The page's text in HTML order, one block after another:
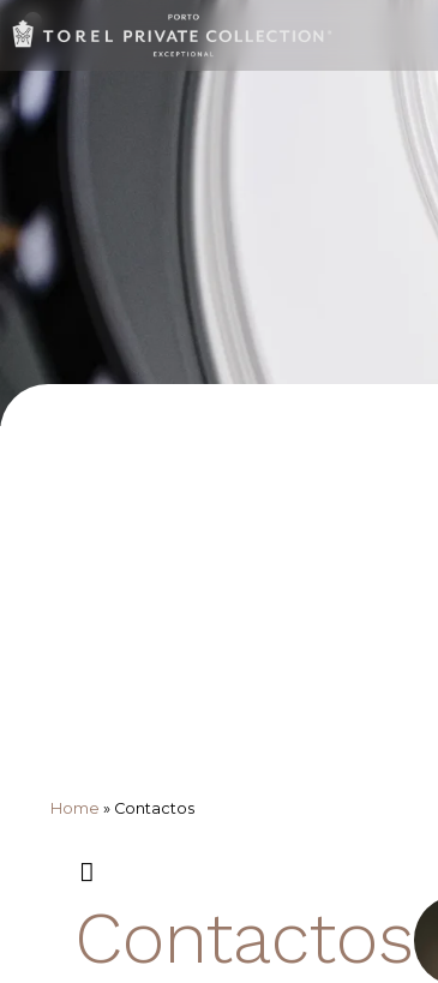
Home » Contactos
Contactos